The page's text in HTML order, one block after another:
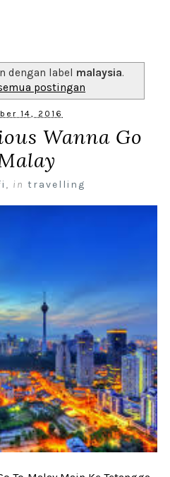
dengan label malaysia.
postingan
14, 2016
Wanna Go
, in travelling